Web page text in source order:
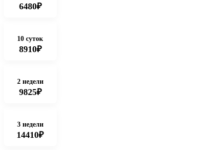
6480₽
10 суток
8910₽
2 недели
9825₽
3 недели
14410₽